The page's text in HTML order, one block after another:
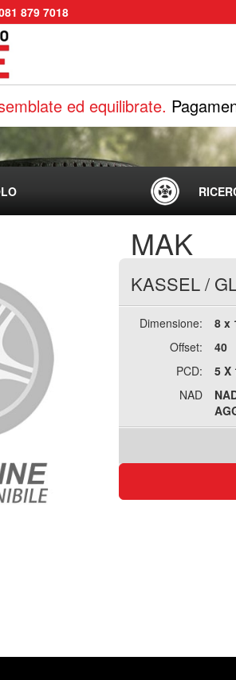
879 7018
ed equilibrate.
MAK
KASSEL/
Dimensione:
8 x
Offset:
40
PCD:
5 X
NAD